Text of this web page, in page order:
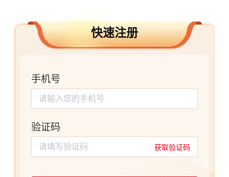
快速注册
手机号
请输入您的手机号
验证码
请填写验证码 获取验证码